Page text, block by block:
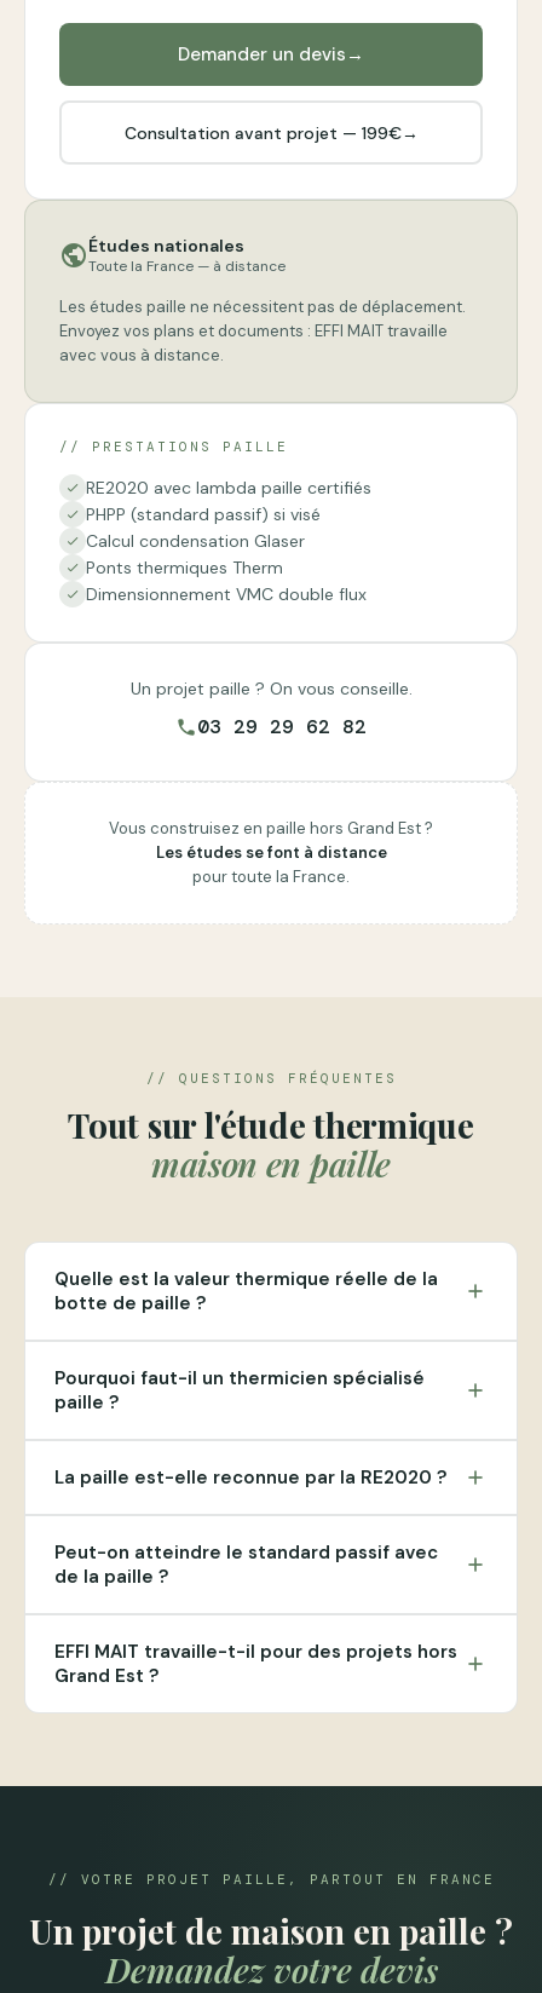
Demander un devis →
Consultation avant projet — 199€→
publicÉtudes nationales
Toute la France — à distance
Les études paille ne nécessitent pas de déplacement.
Envoyez vos plans et documents : EFFI MAIT travaille
avec vous à distance.
// PRESTATIONS PAILLE
check RE2020 avec lambda paille certifiés
check PHPP (standard passif) si visé
check Calcul condensation Glaser
check Ponts thermiques Therm
check Dimensionnement VMC double flux
Un projet paille ? On vous conseille.
phone03 29 29 62 82
Vous construisez en paille hors Grand Est ?
Les études se font à distance
pour toute la France.
// QUESTIONS FRÉQUENTES
Tout sur l'étude thermique
maison en paille
Quelle est la valeur thermique réelle de la
botte de paille ?
add
Pourquoi faut-il un thermicien spécialisé
paille ?
add
La paille est-elle reconnue par la RE2020 ? add
Peut-on atteindre le standard passif avec
de la paille ?
add
EFFI MAIT travaille-t-il pour des projets hors
Grand Est ?
add
// VOTRE PROJET PAILLE, PARTOUT EN FRANCE
Un projet de maison en paille ?
Demandez votre devis